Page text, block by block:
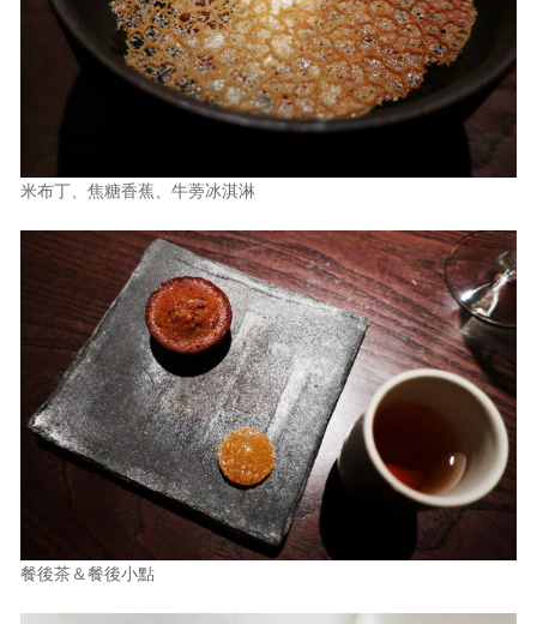
米布丁、焦糖香蕉、牛蒡冰淇淋
餐後茶＆餐後小點